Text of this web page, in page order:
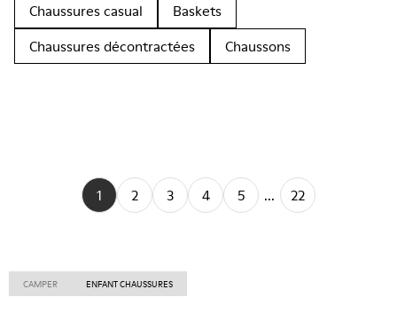
Chaussures casual
Baskets
Chaussures décontractées
Chaussons
1 2 3 4 5 ... 22
CAMPER ENFANT CHAUSSURES